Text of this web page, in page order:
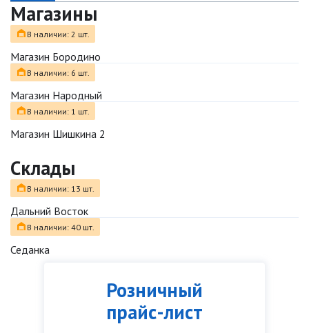
Розничный
прайс-лист
Магазины
В наличии: 2 шт.
Магазин Бородино
В наличии: 6 шт.
Магазин Народный
В наличии: 1 шт.
Магазин Шишкина 2
Склады
В наличии: 13 шт.
Дальний Восток
В наличии: 40 шт.
Седанка